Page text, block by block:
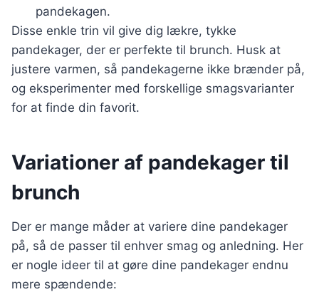
pandekagen.
Disse enkle trin vil give dig lækre, tykke
pandekager, der er perfekte til brunch. Husk at
justere varmen, så pandekagerne ikke brænder på,
og eksperimenter med forskellige smagsvarianter
for at finde din favorit.
Variationer af pandekager til
brunch
Der er mange måder at variere dine pandekager
på, så de passer til enhver smag og anledning. Her
er nogle ideer til at gøre dine pandekager endnu
mere spændende: